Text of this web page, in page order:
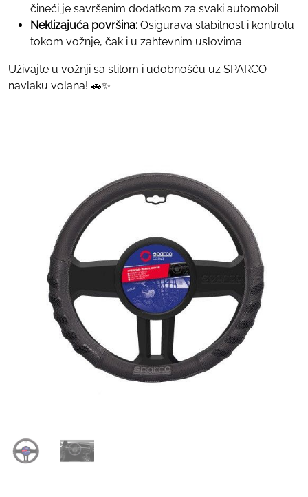
čineći je savršenim dodatkom za svaki automobil.
Neklizajuća površina: Osigurava stabilnost i kontrolu
tokom vožnje, čak i u zahtevnim uslovima.
Uživajte u vožnji sa stilom i udobnošću uz SPARCO
navlaku volana! 🚗✨